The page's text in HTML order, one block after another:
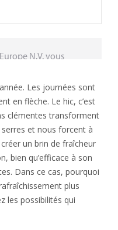
Les journées sont
en flèche. Le hic, c’est
clémentes transforment
et nous forcent à
un brin de fraîcheur
bien qu’efficace à son
Dans ce cas, pourquoi
plus
les possibilités qui